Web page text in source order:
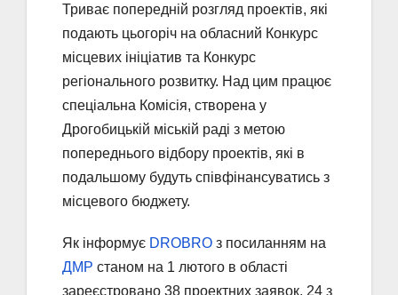
Триває попередній розгляд проектів, які
подають цьогоріч на обласний Конкурс
місцевих ініціатив та Конкурс
регіонального розвитку. Над цим працює
спеціальна Комісія, створена у
Дрогобицькій міській раді з метою
попереднього відбору проектів, які в
подальшому будуть співфінансуватись з
місцевого бюджету.
Як інформує DROBRO з посиланням на
ДМР станом на 1 лютого в області
зареєстровано 38 проектних заявок, 24 з